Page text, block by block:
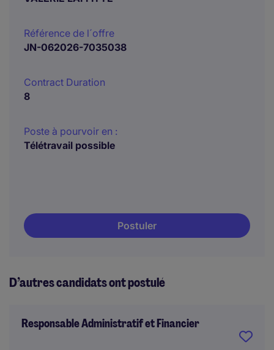
Référence de l´offre
JN-062026-7035038
Contract Duration
8
Poste à pourvoir en :
Télétravail possible
Postuler
D’autres candidats ont postulé
Responsable Administratif et Financier